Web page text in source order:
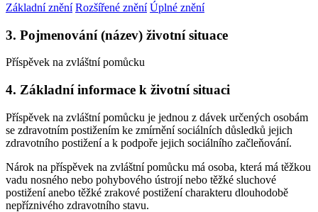
Základní znění Rozšířené znění Úplné znění
3. Pojmenování (název) životní situace
Příspěvek na zvláštní pomůcku
4. Základní informace k životní situaci
Příspěvek na zvláštní pomůcku je jednou z dávek určených osobám
se zdravotním postižením ke zmírnění sociálních důsledků jejich
zdravotního postižení a k podpoře jejich sociálního začleňování.
Nárok na příspěvek na zvláštní pomůcku má osoba, která má těžkou
vadu nosného nebo pohybového ústrojí nebo těžké sluchové
postižení anebo těžké zrakové postižení charakteru dlouhodobě
nepříznivého zdravotního stavu.